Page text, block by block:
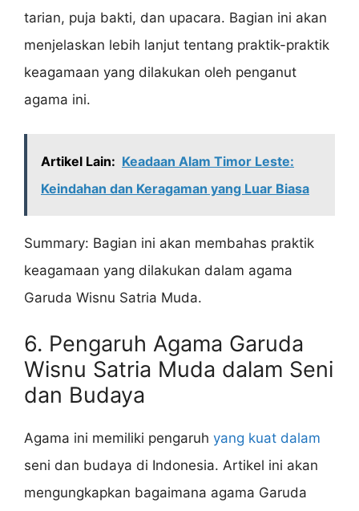
tarian, puja bakti, dan upacara. Bagian ini akan
menjelaskan lebih lanjut tentang praktik-praktik
keagamaan yang dilakukan oleh penganut
agama ini.
Artikel Lain: Keadaan Alam Timor Leste:
Keindahan dan Keragaman yang Luar Biasa
Summary: Bagian ini akan membahas praktik
keagamaan yang dilakukan dalam agama
Garuda Wisnu Satria Muda.
6. Pengaruh Agama Garuda
Wisnu Satria Muda dalam Seni
dan Budaya
Agama ini memiliki pengaruh yang kuat dalam
seni dan budaya di Indonesia. Artikel ini akan
mengungkapkan bagaimana agama Garuda